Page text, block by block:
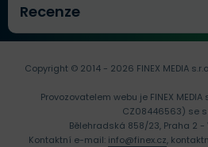
Recenze
Copyright © 2014 - 2026 FINEX MEDIA
Provozovatelem webu je FINEX
CZ08446563) se
Bělehradská 858/23, Praha 2 -
Kontaktní e-mail: info@finex.cz,